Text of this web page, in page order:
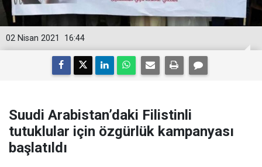
16:44
02 Nisan 2021
Suudi Arabistan’daki Filistinli
tutuklular için özgürlük kampanyası
başlatıldı